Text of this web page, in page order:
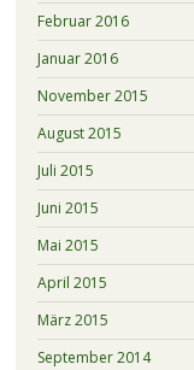
Februar 2016
Januar 2016
November 2015
August 2015
Juli 2015
Juni 2015
Mai 2015
April 2015
März 2015
September 2014